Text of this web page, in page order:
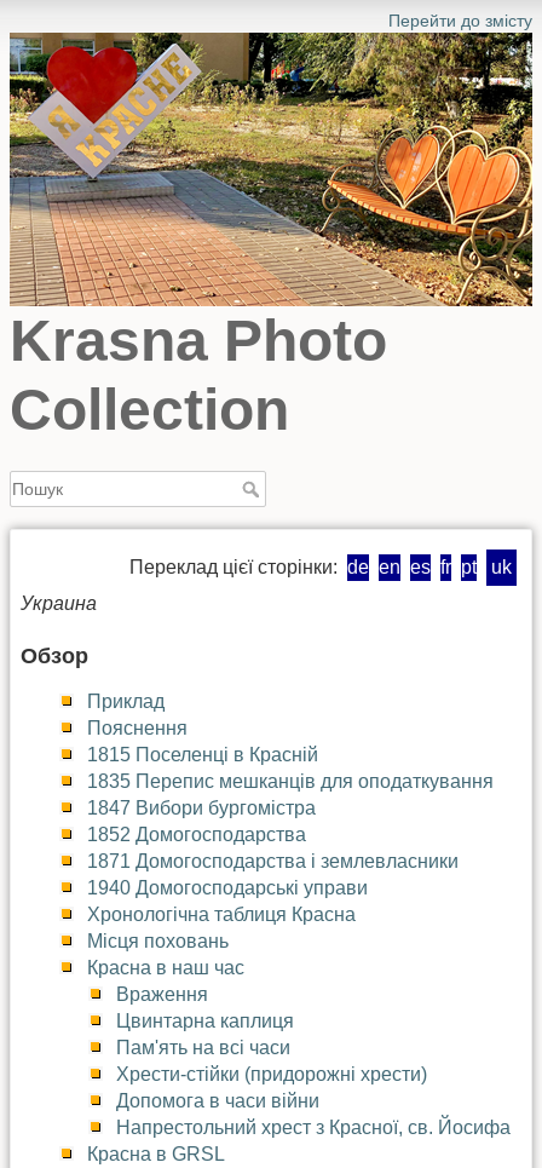
Перейти до змісту
Krasna Photo
Collection
Переклад цієї сторінки: de en es fr pt
uk
Украина
Обзор
Приклад
Пояснення
1815 Поселенці в Красній
1835 Перепис мешканців для оподаткування
1847 Вибори бургомістра
1852 Домогосподарства
1871 Домогосподарства і землевласники
1940 Домогосподарські управи
Хронологічна таблиця Красна
Місця поховань
Красна в наш час
Враження
Цвинтарна каплиця
Пам'ять на всі часи
Хрести-стійки (придорожні хрести)
Допомога в часи війни
Напрестольний хрест з Красної, св. Йосифа
Красна в GRSL